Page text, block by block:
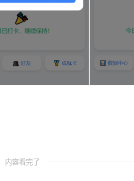
内容看完了